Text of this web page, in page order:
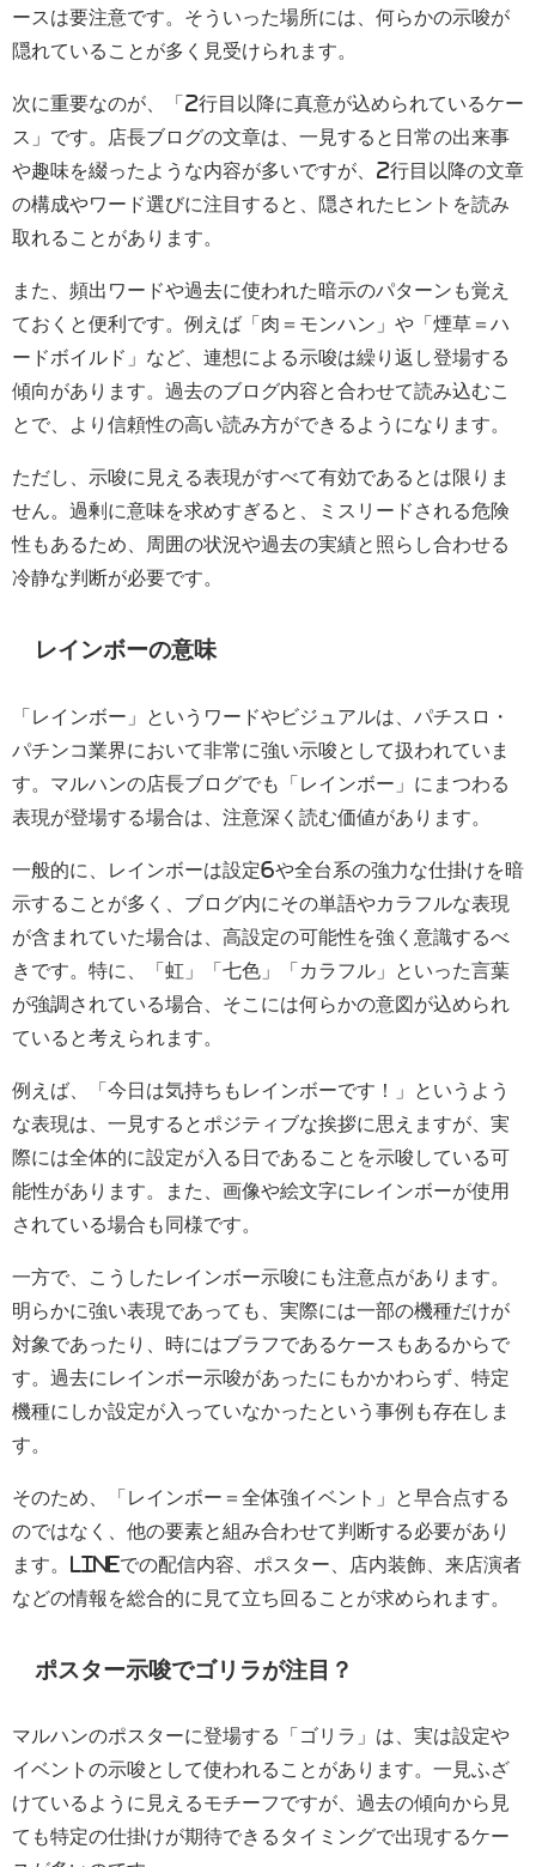
ースは要注意です。そういった場所には、何らかの示唆が
隠れていることが多く見受けられます。
次に重要なのが、「2行目以降に真意が込められているケー
ス」です。店長ブログの文章は、一見すると日常の出来事
や趣味を綴ったような内容が多いですが、2行目以降の文章
の構成やワード選びに注目すると、隠されたヒントを読み
取れることがあります。
また、頻出ワードや過去に使われた暗示のパターンも覚え
ておくと便利です。例えば「肉＝モンハン」や「煙草＝ハ
ードボイルド」など、連想による示唆は繰り返し登場する
傾向があります。過去のブログ内容と合わせて読み込むこ
とで、より信頼性の高い読み方ができるようになります。
ただし、示唆に見える表現がすべて有効であるとは限りま
せん。過剰に意味を求めすぎると、ミスリードされる危険
性もあるため、周囲の状況や過去の実績と照らし合わせる
冷静な判断が必要です。
レインボーの意味
「レインボー」というワードやビジュアルは、パチスロ・
パチンコ業界において非常に強い示唆として扱われていま
す。マルハンの店長ブログでも「レインボー」にまつわる
表現が登場する場合は、注意深く読む価値があります。
一般的に、レインボーは設定6や全台系の強力な仕掛けを暗
示することが多く、ブログ内にその単語やカラフルな表現
が含まれていた場合は、高設定の可能性を強く意識するべ
きです。特に、「虹」「七色」「カラフル」といった言葉
が強調されている場合、そこには何らかの意図が込められ
ていると考えられます。
例えば、「今日は気持ちもレインボーです！」というよう
な表現は、一見するとポジティブな挨拶に思えますが、実
際には全体的に設定が入る日であることを示唆している可
能性があります。また、画像や絵文字にレインボーが使用
されている場合も同様です。
一方で、こうしたレインボー示唆にも注意点があります。
明らかに強い表現であっても、実際には一部の機種だけが
対象であったり、時にはブラフであるケースもあるからで
す。過去にレインボー示唆があったにもかかわらず、特定
機種にしか設定が入っていなかったという事例も存在しま
す。
そのため、「レインボー＝全体強イベント」と早合点する
のではなく、他の要素と組み合わせて判断する必要があり
ます。LINEでの配信内容、ポスター、店内装飾、来店演者
などの情報を総合的に見て立ち回ることが求められます。
ポスター示唆でゴリラが注目？
マルハンのポスターに登場する「ゴリラ」は、実は設定や
イベントの示唆として使われることがあります。一見ふざ
けているように見えるモチーフですが、過去の傾向から見
ても特定の仕掛けが期待できるタイミングで出現するケー